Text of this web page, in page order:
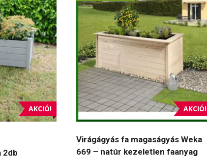
AKCIÓ!
2db
AKCIÓ!
Virágágyás fa magaságyás Weka
669 – natúr kezeletlen faanyag